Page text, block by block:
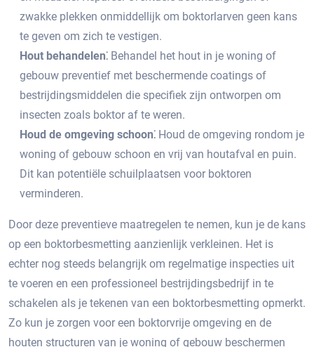
zwakke plekken onmiddellijk om boktorlarven geen kans
te geven om zich te vestigen.
Hout behandelen⁚ Behandel het hout in je woning of
gebouw preventief met beschermende coatings of
bestrijdingsmiddelen die specifiek zijn ontworpen om
insecten zoals boktor af te weren.​
Houd de omgeving schoon⁚ Houd de omgeving rondom je
woning of gebouw schoon en vrij van houtafval en puin.​
Dit kan potentiële schuilplaatsen voor boktoren
verminderen.​
Door deze preventieve maatregelen te nemen, kun je de kans
op een boktorbesmetting aanzienlijk verkleinen.​ Het is
echter nog steeds belangrijk om regelmatige inspecties uit
te voeren en een professioneel bestrijdingsbedrijf in te
schakelen als je tekenen van een boktorbesmetting opmerkt.​
Zo kun je zorgen voor een boktorvrije omgeving en de
houten structuren van je woning of gebouw beschermen